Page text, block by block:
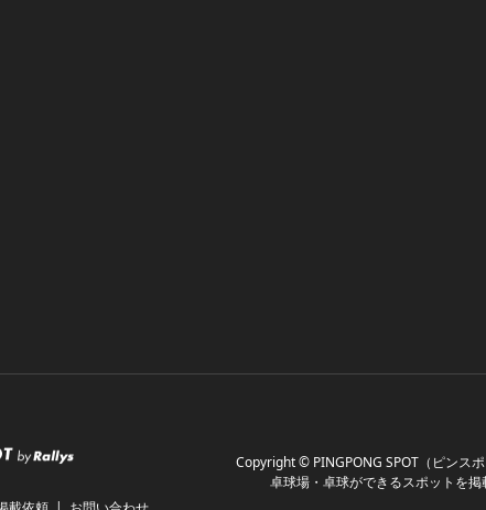
Copyright© PINGPONG SPOT（ピンス
卓球場・卓球ができるスポットを掲